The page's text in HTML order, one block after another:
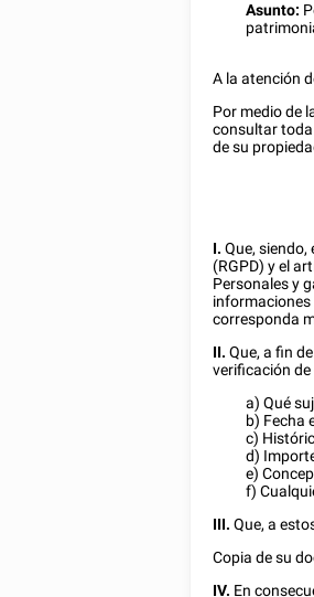
Asunto:
A la atención
Por medio de
consultar
de su
I. Que,
(RGPD) y el
Personales y
informaciones
corresponda
II. Que, a fin
verificación
a) Qué
b) Fecha
c)
d)
e)
f)
III. Que, a
Copia de su
IV. En